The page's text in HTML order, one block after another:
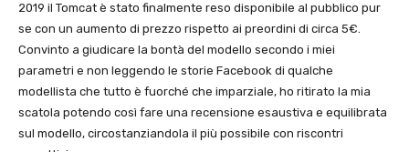
2019 il Tomcat è stato finalmente reso disponibile al pubblico pur
se con un aumento di prezzo rispetto ai preordini di circa 5€.
Convinto a giudicare la bontà del modello secondo i miei
parametri e non leggendo le storie Facebook di qualche
modellista che tutto è fuorché che imparziale, ho ritirato la mia
scatola potendo così fare una recensione esaustiva e equilibrata
sul modello, circostanziandola il più possibile con riscontri